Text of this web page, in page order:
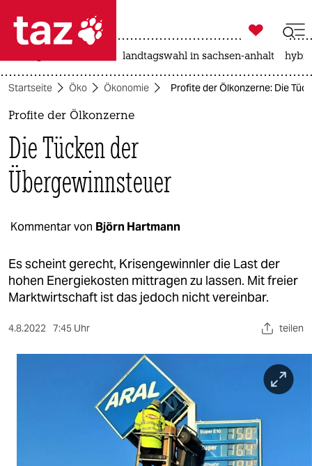
 taz zahl ich
taz zahl ich
politik
öko
gesellschaft
sport

taz zahl ich
landtagswahl in sachsen-anhalt
Startseite Öko Ökonomie Profite der Ölkonzerne: Die
Profite der Ölkonzerne
Die Tücken der
Übergewinnsteuer
Kommentar von Björn Hartmann
Es scheint gerecht, Krisengewinnler die Last der
hohen Energiekosten mittragen zu lassen. Mit freier
Marktwirtschaft ist das jedoch nicht vereinbar.
4.8.2022 7:45 Uhr teilen